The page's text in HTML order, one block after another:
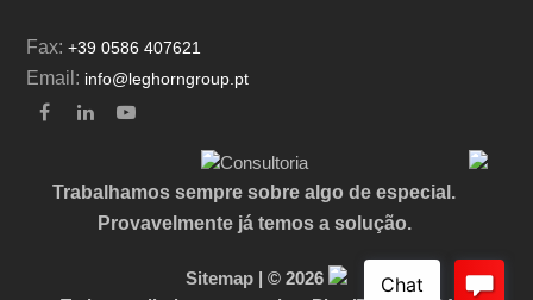
Fax:+39 0586 407621
Email: info@leghorngroup.pt
Facebook
LinkedInYouTube
Trabalhamos sempre sobre algo de especial.
Provavelmente já temos a solução.
Sitemap | © 2026